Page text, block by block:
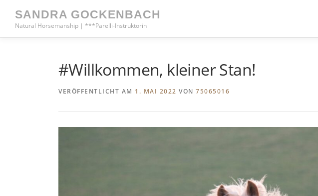
Inhalt
springen
SANDRA GOCKENBACH
Natural Horsemanship | ***Parelli-Instruktorin
#Willkommen, kleiner Stan!
VERÖFFENTLICHT AM 1. MAI 2022 VON 75065016